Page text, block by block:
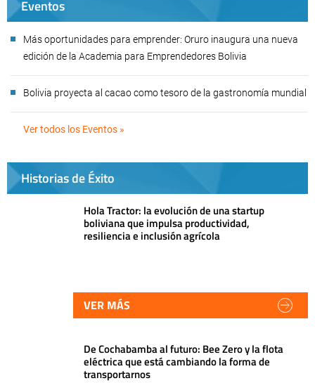
Eventos
Más oportunidades para emprender: Oruro inaugura una nueva
edición de la Academia para Emprendedores Bolivia
Bolivia proyecta al cacao como tesoro de la gastronomía mundial
Ver todos los Eventos »
Historias de Éxito
Hola Tractor: la evolución de una startup
boliviana que impulsa productividad,
resiliencia e inclusión agrícola
VER MÁS
De Cochabamba al futuro: Bee Zero y la flota
eléctrica que está cambiando la forma de
transportarnos